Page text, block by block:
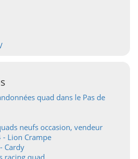
quad dans le Pas de
neufs occasion, vendeur
Lion Crampe
Cardy
racing quad